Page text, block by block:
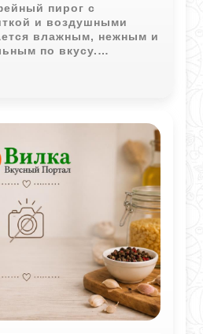
пирог с
и воздушными
влажным, нежным и
по вкусу.
раскрывается после
когда сироп